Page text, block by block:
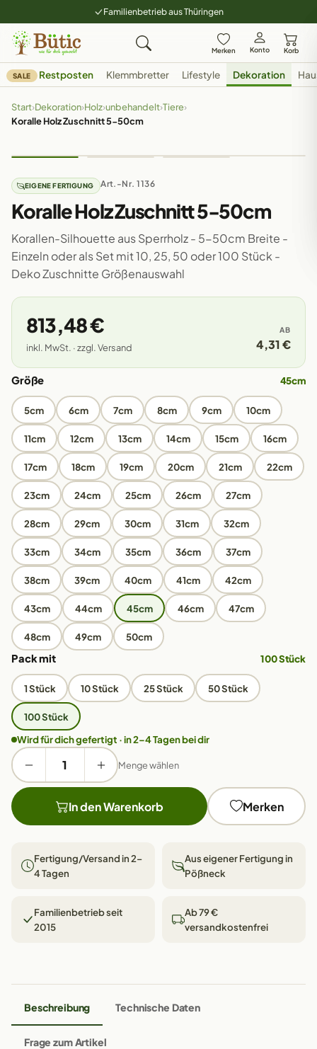
Familienbetrieb aus Thüringen
Merken Konto Korb
SALE Restposten Klemmbretter Lifestyle Dekoration
Start›Dekoration›Holz›unbehandelt›Tiere›
Koralle Holz Zuschnitt 5-50cm
EIGENE FERTIGUNG Art.-Nr. 1136
Koralle Holz Zuschnitt 5-50cm
Korallen-Silhouette aus Sperrholz - 5-50cm Breite -
Einzeln oder als Set mit 10, 25, 50 oder 100 Stück -
Deko Zuschnitte Größenauswahl
813,48 €
inkl. MwSt. · zzgl. Versand
AB
4,31 €
Größe 45cm
5cm 6cm 7cm 8cm 9cm 10cm
11cm 12cm 13cm 14cm 15cm 16cm
17cm 18cm 19cm 20cm 21cm 22cm
23cm 24cm 25cm 26cm 27cm
28cm 29cm 30cm 31cm 32cm
33cm 34cm 35cm 36cm 37cm
38cm 39cm 40cm 41cm 42cm
43cm 44cm 45cm 46cm 47cm
48cm 49cm 50cm
Pack mit 100 Stück
1 Stück 10 Stück 25 Stück 50 Stück
100 Stück
Wird für dich gefertigt · in 2–4 Tagen bei dir
Menge wählen
In den Warenkorb Merken
Fertigung/Versand in 2–
4 Tagen
Aus eigener Fertigung in
Pößneck
Familienbetrieb seit
2015
Ab 79 €
versandkostenfrei
Beschreibung Technische Daten
Frage zum Artikel